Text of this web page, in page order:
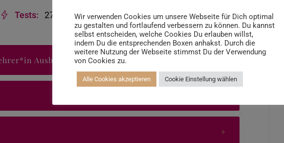
Tests: 27 Kursart: Präsenz
Ausbildung bei WAY?
Wir verwenden Cookies um unsere Webseite für Dich optimal
zu gestalten und fortlaufend verbessern zu können. Du kannst
selbst entscheiden, welche Cookies Du erlauben willst,
indem Du die entsprechenden Boxen anhakst. Durch die
weitere Nutzung der Webseite stimmst Du der Verwendung
von Cookies zu.
Alle Cookies akzeptieren Cookie Einstellung wählen